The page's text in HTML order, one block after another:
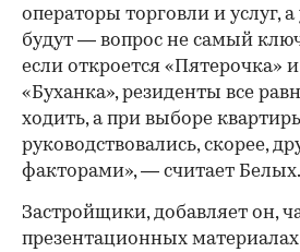
операторы торговли и услуг,
будут — вопрос не самый
если откроется «Пятерочка»
«Буханка», резиденты все
ходить, а при выборе
руководствовались, скорее,
факторами», — считает Белых.
Застройщики, добавляет он,
презентационных